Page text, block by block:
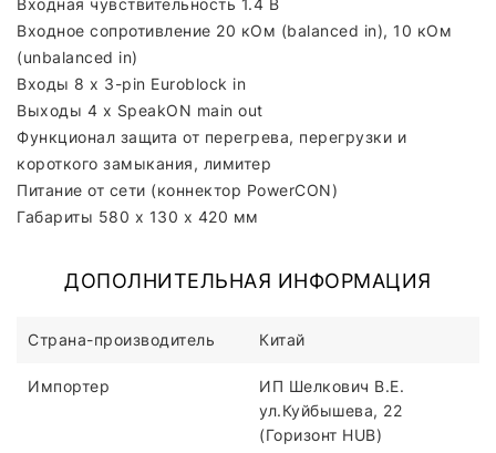
Входная чувствительность 1.4 В
Входное сопротивление 20 кОм (balanced in), 10 кОм
(unbalanced in)
Входы 8 x 3-pin Euroblock in
Выходы 4 x SpeakON main out
Функционал защита от перегрева, перегрузки и
короткого замыкания, лимитер
Питание от сети (коннектор PowerCON)
Габариты 580 x 130 x 420 мм
ДОПОЛНИТЕЛЬНАЯ ИНФОРМАЦИЯ
Страна-производитель Китай
Импортер
ИП Шелкович В.Е.
ул.Куйбышева, 22
(Горизонт HUB)